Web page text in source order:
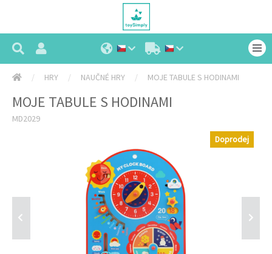
HRY NAUČNÉ HRY MOJE TABULE S HODINAMI
MOJE TABULE S HODINAMI
MD2029
Doprodej